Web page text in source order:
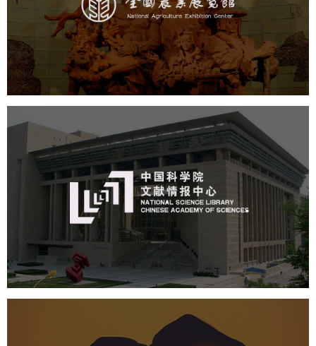
文化艺术 展馆网站建设
博物馆展厅设计
数字博物馆建设
展厅空间设计
企业展厅设计
公司展厅设计
北京展厅设计 产品展厅设计
中国科学院文献情报中心
网站建设 虚拟展厅
数字博物馆建设
展厅空间设计
产品展厅设计